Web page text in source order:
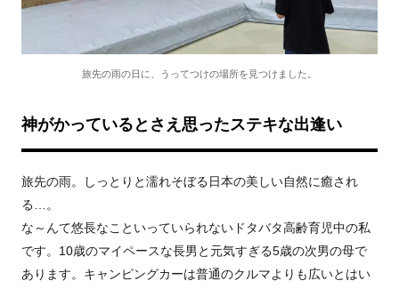
旅先の雨の日に、うってつけの場所を見つけました。
神がかっているとさえ思ったステキな出逢い
旅先の雨。しっとりと濡れそぼる日本の美しい自然に癒され
る…。
な～んて悠長なこといっていられないドタバタ高齢育児中の私
です。10歳のマイペースな長男と元気すぎる5歳の次男の母で
あります。キャンピングカーは普通のクルマよりも広いとはい